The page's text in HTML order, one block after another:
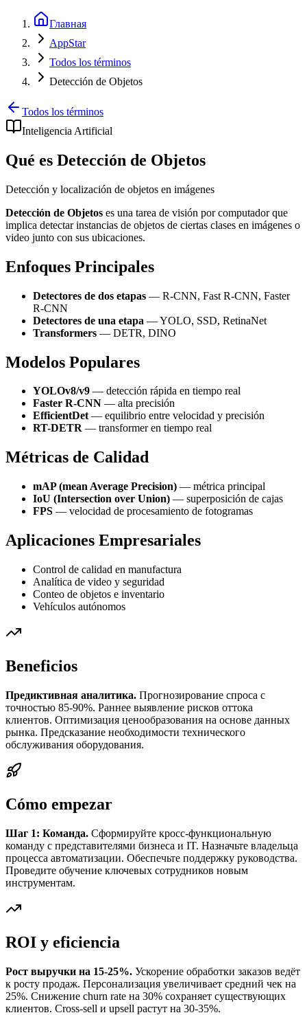
Главная
AppStar
Todos los términos
Detección de Objetos
Todos los términos
Inteligencia Artificial
Qué es Detección de Objetos
Detección y localización de objetos en imágenes
Detección de Objetos es una tarea de visión por computador que
implica detectar instancias de objetos de ciertas clases en imágenes o
video junto con sus ubicaciones.
Enfoques Principales
Detectores de dos etapas — R-CNN, Fast R-CNN, Faster
R-CNN
Detectores de una etapa — YOLO, SSD, RetinaNet
Transformers — DETR, DINO
Modelos Populares
YOLOv8/v9 — detección rápida en tiempo real
Faster R-CNN — alta precisión
EfficientDet— equilibrio entre velocidad y precisión
RT-DETR — transformer en tiempo real
Métricas de Calidad
mAP (mean Average Precision) — métrica principal
IoU (Intersection over Union) — superposición de cajas
FPS — velocidad de procesamiento de fotogramas
Aplicaciones Empresariales
Control de calidad en manufactura
Analítica de video y seguridad
Conteo de objetos e inventario
Vehículos autónomos
Beneficios
Предиктивная аналитика. Прогнозирование спроса с
точностью 85-90%. Раннее выявление рисков оттока
клиентов. Оптимизация ценообразования на основе данных
рынка. Предсказание необходимости технического
обслуживания оборудования.
Cómo empezar
Шаг 1: Команда. Сформируйте кросс-функциональную
команду с представителями бизнеса и IT. Назначьте владельца
процесса автоматизации. Обеспечьте поддержку руководства.
Проведите обучение ключевых сотрудников новым
инструментам.
ROI y eficiencia
Рост выручки на 15-25%. Ускорение обработки заказов ведёт
к росту продаж. Персонализация увеличивает средний чек на
25%. Снижение churn rate на 30% сохраняет существующих
клиентов. Cross-sell и upsell растут на 30-35%.